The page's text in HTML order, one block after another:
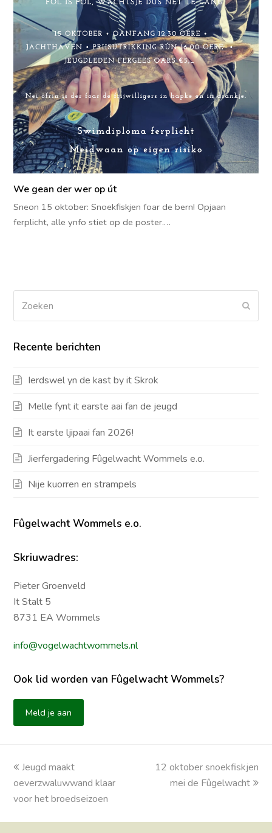
We gean der wer op út
Sneon 15 oktober: Snoekfiskjen foar de bern! Opjaan
ferplicht, alle ynfo stiet op de poster.…
Recente berichten
Ierdswel yn de kast by it Skrok
Melle fynt it earste aai fan de jeugd
It earste ljipaai fan 2026!
Jierfergadering Fûgelwacht Wommels e.o.
Nije kuorren en strampels
Fûgelwacht Wommels e.o.
Skriuwadres:
Pieter Groenveld
It Stalt 5
8731 EA Wommels
info@vogelwachtwommels.nl
Ook lid worden van Fûgelwacht Wommels?
Meld je aan
previous
post:
Jeugd maakt
oeverzwaluwwand klaar
voor het broedseizoen
next
post:
12 oktober snoekfiskjen
mei de Fûgelwacht